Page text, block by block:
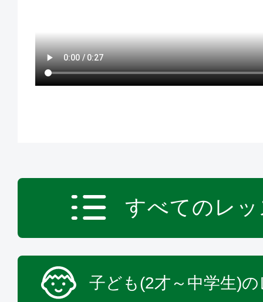
すべてのレ
子ども(2才～中学生)